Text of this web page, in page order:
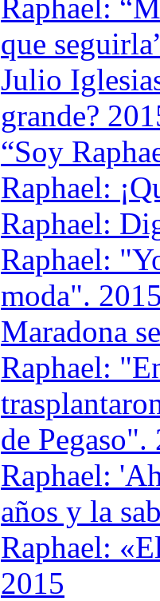
Raphael:
que
Julio
grande?
“Soy
Raphael:
Raphael:
Raphael:
moda".
Maradona
Raphael:
de Pegaso".
Raphael:
años y la
Raphael:
2015